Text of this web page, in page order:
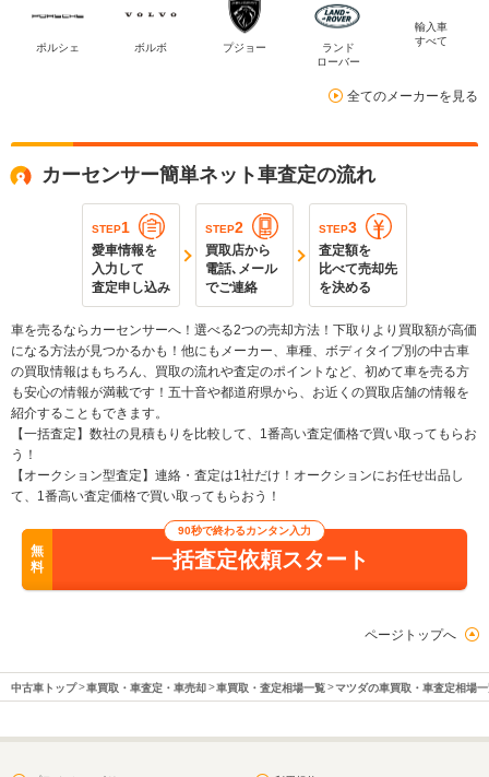
ポルシェ ボルボ プジョー
ランド
ローバー
輸入車
すべて
全てのメーカーを見る
カーセンサー簡単ネット車査定の流れ
STEP1
愛車情報を
入力して
査定申し込み
STEP2
買取店から
電話､メール
でご連絡
STEP3
査定額を
比べて売却先
を決める
車を売るならカーセンサーへ！選べる2つの売却方法！下取りより買取額が高価
になる方法が見つかるかも！他にもメーカー、車種、ボディタイプ別の中古車
の買取情報はもちろん、買取の流れや査定のポイントなど、初めて車を売る方
も安心の情報が満載です！五十音や都道府県から、お近くの買取店舗の情報を
紹介することもできます。
【一括査定】数社の見積もりを比較して、1番高い査定価格で買い取ってもらお
う！
【オークション型査定】連絡・査定は1社だけ！オークションにお任せ出品し
て、1番高い査定価格で買い取ってもらおう！
無
料
90秒で終わるカンタン入力
一括査定依頼スタート
ページトップへ
中古車トップ 車買取・車査定・車売却 車買取・査定相場一覧 マツダの車買取・車査定相場